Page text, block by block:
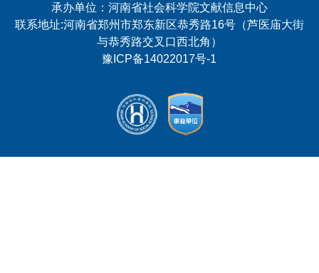
承办单位：河南省社会科学院文献信息中心
联系地址:河南省郑州市郑东新区恭秀路16号（芦医庙大街
与恭秀路交叉口西北角）
豫ICP备14022017号-1